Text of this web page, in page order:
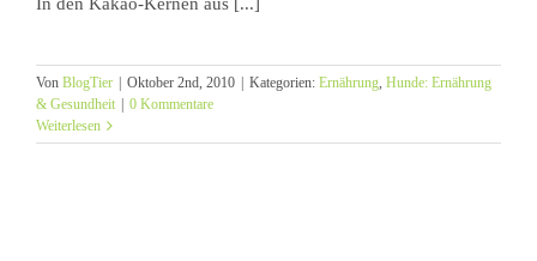
In den Kakao-Kernen aus [...]
Von BlogTier Oktober 2nd, 2010 Kategorien: Ernährung, Hunde: Ernährung
& Gesundheit
0 Kommentare
Weiterlesen